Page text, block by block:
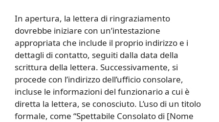
In apertura, la lettera di ringraziamento
dovrebbe iniziare con un’intestazione
appropriata che include il proprio indirizzo e i
dettagli di contatto, seguiti dalla data della
scrittura della lettera. Successivamente, si
procede con l’indirizzo dell’ufficio consolare,
incluse le informazioni del funzionario a cui è
diretta la lettera, se conosciuto. L’uso di un titolo
formale, come “Spettabile Consolato di [Nome